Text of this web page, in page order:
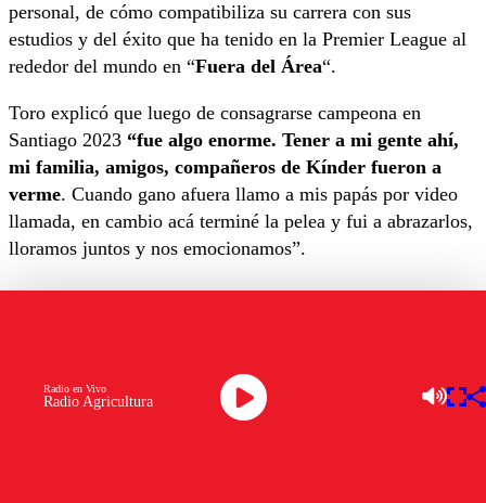
personal, de cómo compatibiliza su carrera con sus
estudios y del éxito que ha tenido en la Premier League al
rededor del mundo en “Fuera del Área“.
Toro explicó que luego de consagrarse campeona en
Santiago 2023 “fue algo enorme. Tener a mi gente ahí,
mi familia, amigos, compañeros de Kínder fueron a
verme. Cuando gano afuera llamo a mis papás por video
llamada, en cambio acá terminé la pelea y fui a abrazarlos,
lloramos juntos y nos emocionamos”.
Cada vez se me hace más difícil competir en Chile
porque cuando estoy concentrada se me acercan mucho
Radio Agricultura
Radio en Vivo